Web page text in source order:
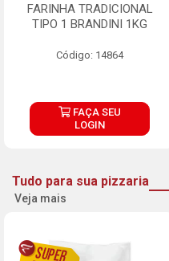
FARINHA TRADICIONAL
TIPO 1 BRANDINI 1KG
Código: 14864
FAÇA SEU
LOGIN
Tudo para sua pizzaria
Veja mais